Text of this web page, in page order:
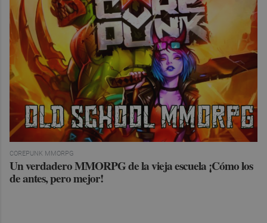
COREPUNK MMORPG
Un verdadero MMORPG de la vieja escuela ¡Cómo los
de antes, pero mejor!